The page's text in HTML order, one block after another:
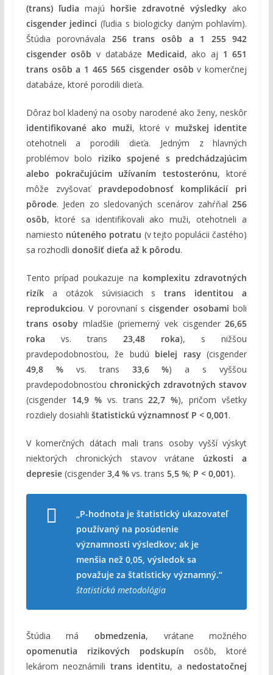
(trans) ľudia majú horšie zdravotné výsledky ako
cisgender jedinci (ľudia s biologicky daným pohlavím).
Štúdia porovnávala 256 trans osôb a 1 255 942
cisgender osôb v databáze Medicaid, ako aj 1 651
trans osôb a 1 465 565 cisgender osôb v komerčnej
databáze, ktoré porodili dieťa.
Dôraz bol kladený na osoby narodené ako ženy, neskôr
identifikované ako muži, ktoré v mužskej identite
otehotneli a porodili dieťa. Jedným z hlavných
problémov bolo riziko spojené s predchádzajúcim
alebo pokračujúcim užívaním testosterónu, ktoré
môže zvyšovať pravdepodobnosť komplikácií pri
pôrode. Jeden zo sledovaných scenárov zahŕňal256
osôb, ktoré sa identifikovali ako muži, otehotneli a
namiesto núteného potratu (v tejto populácii častého)
sa rozhodli donošiť dieťa až k pôrodu.
Tento prípad poukazuje na komplexitu zdravotných
rizíka otázok súvisiacich strans identitou a
reprodukciou. V porovnaní scisgender osobami boli
trans osoby mladšie (priemerný vek cisgender26,65
roka vs. trans 23,48 roka), s nižšou
pravdepodobnosťou, že budú bielej rasy(cisgender
49,8 %vs. trans 33,6 %) a s vyššou
pravdepodobnosťou chronických zdravotných stavov
(cisgender 14,9 %vs. trans22,7 %), pričom všetky
rozdiely dosiahli štatistickú významnosť P < 0,001.
V komerčných dátach mali trans osoby vyšší výskyt
niektorých chronických stavov vrátane úzkosti a
depresie(cisgender 3,4 %vs. trans 5,5 %; P < 0,001).
„P-hodnota je štatistický ukazovateľ
používaný na posúdenie
významnosti výsledkov; ak je
menšia než 0,05, výsledok sa
považuje za štatisticky významný.“
štatistická metodológia
Štúdia má obmedzenia, vrátane možného
opomenutia rizikových podskupín osôb, ktoré
lekárom neoznámili trans identitu, a nedostatočnej